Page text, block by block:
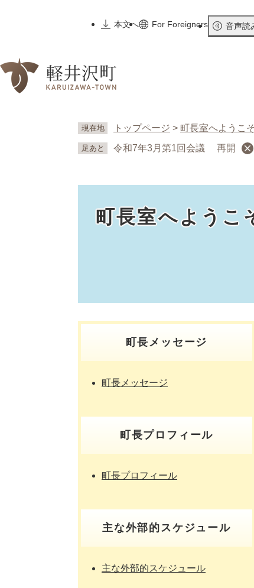
先
本文へ
For Foreigners 音声読
現在地 トップページ > 町長室へようこ
足あと 令和7年3月第1回会議 再開
町長室へようこ
町長メッセージ
町長メッセージ
町長プロフィール
町長プロフィール
主な外部的スケジュール
主な外部的スケジュール